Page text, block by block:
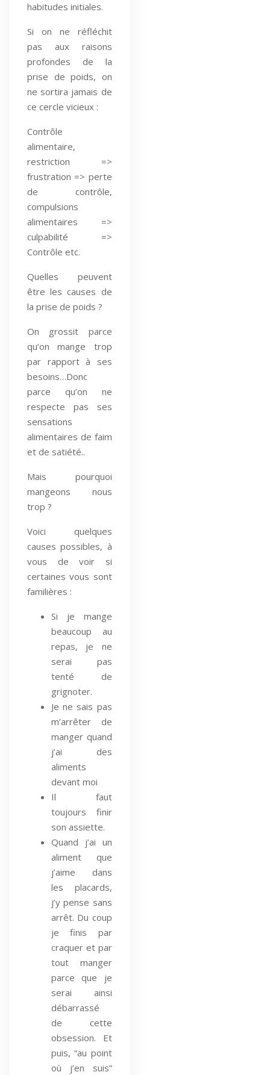
habitudes initiales.
Si on ne réfléchit
pas aux raisons
profondes de la
prise de poids, on
ne sortira jamais de
ce cercle vicieux :
Contrôle
alimentaire,
restriction =>
frustration => perte
de contrôle,
compulsions
alimentaires =>
culpabilité =>
Contrôle etc.
Quelles peuvent
être les causes de
la prise de poids ?
On grossit parce
qu’on mange trop
par rapport à ses
besoins…Donc
parce qu’on ne
respecte pas ses
sensations
alimentaires de faim
et de satiété..
Mais pourquoi
mangeons nous
trop ?
Voici quelques
causes possibles, à
vous de voir si
certaines vous sont
familières :
Si je mange
beaucoup au
repas, je ne
serai pas
tenté de
grignoter.
Je ne sais pas
m’arrêter de
manger quand
j’ai des
aliments
devant moi
Il faut
toujours finir
son assiette.
Quand j’ai un
aliment que
j’aime dans
les placards,
j’y pense sans
arrêt. Du coup
je finis par
craquer et par
tout manger
parce que je
serai ainsi
débarrassé
de cette
obsession. Et
puis, “au point
où j’en suis”